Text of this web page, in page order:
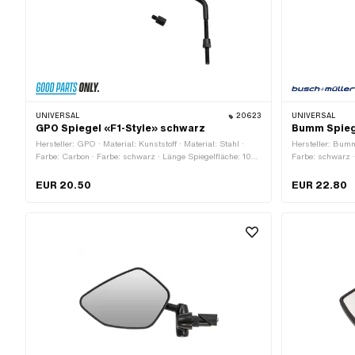
UNIVERSAL 20623
GPO Spiegel «F1-Style» schwarz
Hersteller: GPO · Material: Kunststoff · Material: Stahl ·
Farbe: Carbon · Farbe: schwarz · Länge Spiegelfläche: 105
220 mm · Gewindegrösse: M8 · Prüfzeichen: keine
EUR 20.50
UNIVERSAL
Bumm
Hersteller:
Farbe: schwarz
Spiegelstange:
EUR 22.80